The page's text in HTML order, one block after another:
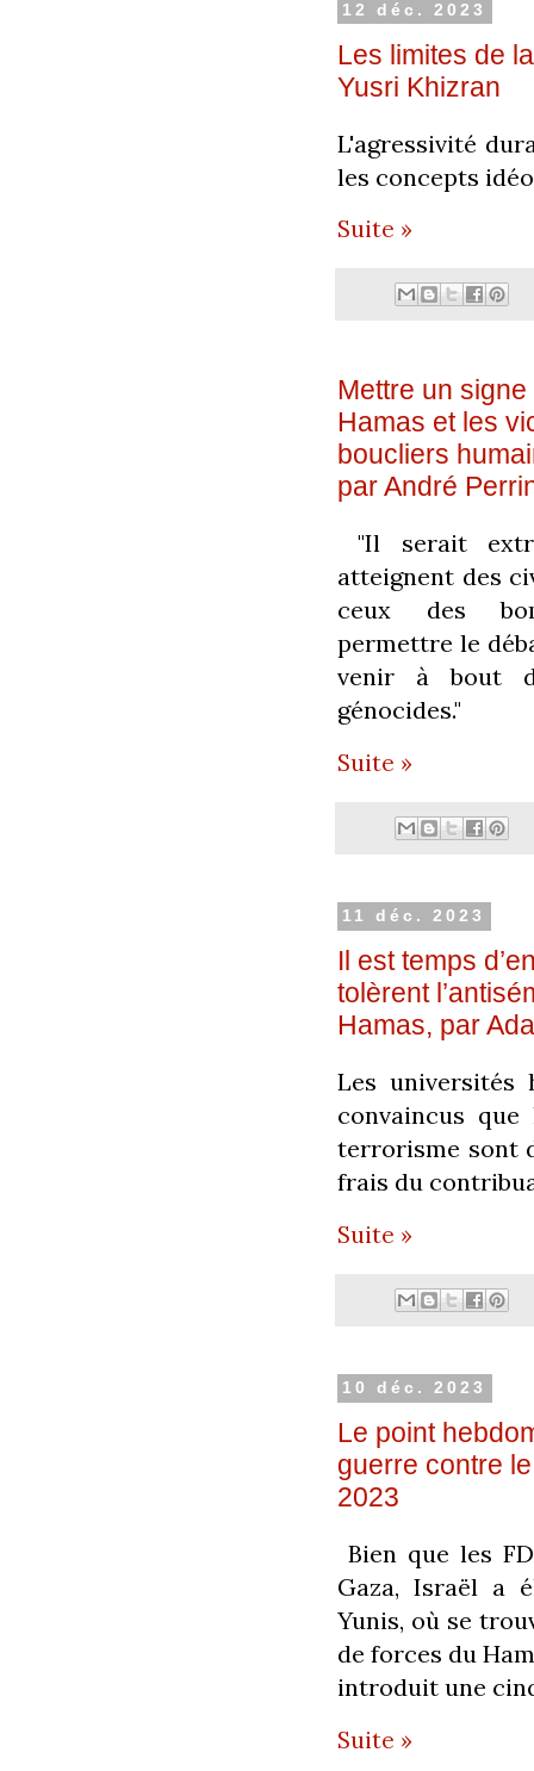
12 déc. 2023
Les limites de
Yusri Khizran
L'agressivité
les concepts
Suite »
Mettre un
Hamas et les
boucliers
par André
"Il serait
atteignent des
ceux des
permettre le
venir à bout
génocides."
Suite »
11 déc. 2023
Il est temps
tolèrent
Hamas, par
Les
convaincus
terrorisme sont
frais du
Suite »
10 déc. 2023
Le point
guerre contre
2023
Bien que les
Gaza, Israël a
Yunis, où se
de forces du
introduit une
Suite »